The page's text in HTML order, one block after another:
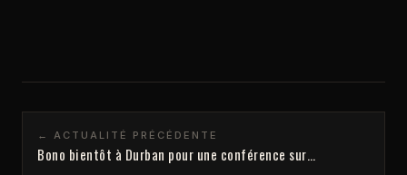
← ACTUALITÉ PRÉCÉDENTE
Bono bientôt à Durban pour une conférence sur…